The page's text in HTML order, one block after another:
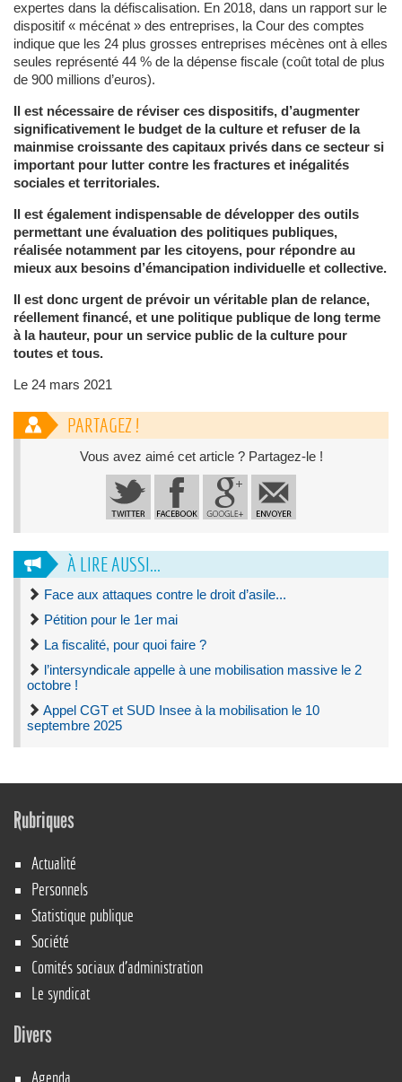
expertes dans la défiscalisation. En 2018, dans un rapport sur le
dispositif « mécénat » des entreprises, la Cour des comptes
indique que les 24 plus grosses entreprises mécènes ont à elles
seules représenté 44 % de la dépense fiscale (coût total de plus
de 900 millions d’euros).
Il est nécessaire de réviser ces dispositifs, d’augmenter
significativement le budget de la culture et refuser de la
mainmise croissante des capitaux privés dans ce secteur si
important pour lutter contre les fractures et inégalités
sociales et territoriales.
Il est également indispensable de développer des outils
permettant une évaluation des politiques publiques,
réalisée notamment par les citoyens, pour répondre au
mieux aux besoins d’émancipation individuelle et collective.
Il est donc urgent de prévoir un véritable plan de relance,
réellement financé, et une politique publique de long terme
à la hauteur, pour un service public de la culture pour
toutes et tous.
Le 24 mars 2021
PARTAGEZ !
Vous avez aimé cet article ? Partagez-le !
À LIRE AUSSI...
Face aux attaques contre le droit d’asile...
Pétition pour le 1er mai
La fiscalité, pour quoi faire ?
l’intersyndicale appelle à une mobilisation massive le 2
octobre !
Appel CGT et SUD Insee à la mobilisation le 10
septembre 2025
Rubriques
Actualité
Personnels
Statistique publique
Société
Comités sociaux d’administration
Le syndicat
Divers
Agenda